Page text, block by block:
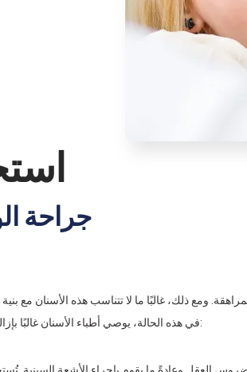
جراحة
ومع ذلك، غالبًا ما لا تتناسب هذه الأسنان مع
في هذه الحالة، يوصي أطباء الأسنان غالبًا بإزالة ضرس العقل. إليك ما تحتاج إلى معرفته حول قلع ضرس العقل: